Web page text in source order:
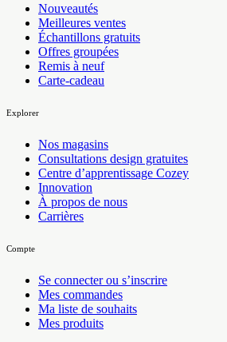
Nouveautés
Meilleures ventes
Échantillons gratuits
Offres groupées
Remis à neuf
Carte-cadeau
Explorer
Nos magasins
Consultations design gratuites
Centre d’apprentissage Cozey
Innovation
À propos de nous
Carrières
Compte
Se connecter ou s’inscrire
Mes commandes
Ma liste de souhaits
Mes produits